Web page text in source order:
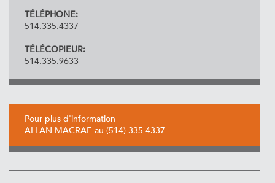
TÉLÉPHONE:
514.335.4337
TÉLÉCOPIEUR:
514.335.9633
Pour plus d'information
ALLAN MACRAE au (514) 335-4337